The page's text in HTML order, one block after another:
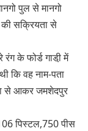
पुल से मानगो
सक्रियता से
के फोर्ड गाडी़ में
कि वह नाम-पता
से आकर जमशेदपुर
पिस्टल,750 पीस